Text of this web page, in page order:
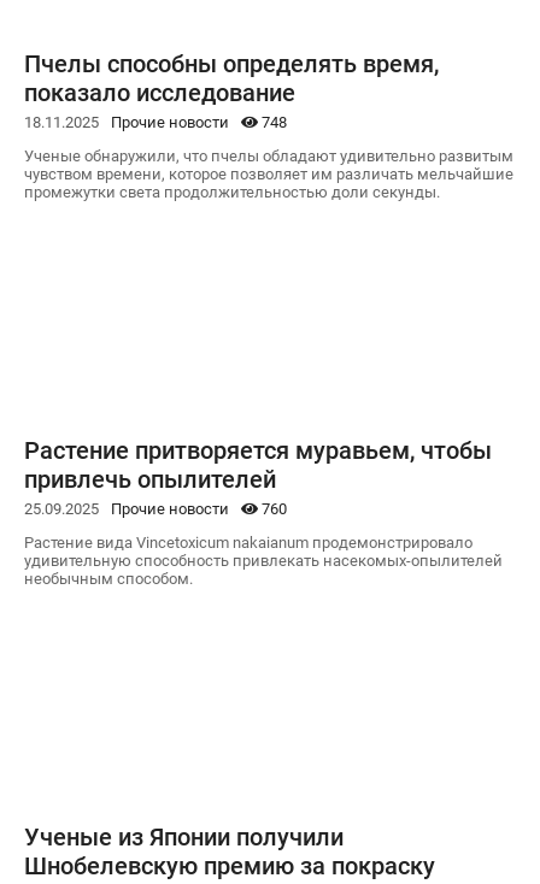
Пчелы способны определять время,
показало исследование
18.11.2025 Прочие новости
748
Ученые обнаружили, что пчелы обладают удивительно развитым
чувством времени, которое позволяет им различать мельчайшие
промежутки света продолжительностью доли секунды.
Растение притворяется муравьем, чтобы
привлечь опылителей
25.09.2025 Прочие новости
760
Растение вида Vincetoxicum nakaianum продемонстрировало
удивительную способность привлекать насекомых-опылителей
необычным способом.
Ученые из Японии получили
Шнобелевскую премию за покраску